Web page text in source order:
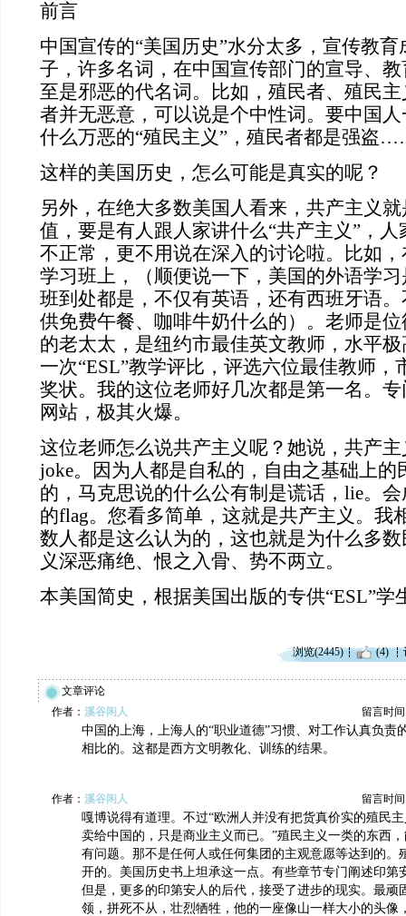
前言
中国宣传的“美国历史”水分太多，宣传教
子，许多名词，在中国宣传部门的宣导、
至是邪恶的代名词。比如，殖民者、殖民
者并无恶意，可以说是个中性词。要中国
什么万恶的“殖民主义”，殖民者都是强盗
这样的美国历史，怎么可能是真实的呢？
另外，在绝大多数美国人看来，共产主义
值，要是有人跟人家讲什么“共产主义”，
不正常，更不用说在深入的讨论啦。比如
学习班上，（顺便说一下，美国的外语学
班到处都是，不仅有英语，还有西班牙语
供免费午餐、咖啡牛奶什么的）。老师是
的老太太，是纽约市最佳英文教师，水平
一次“ESL”教学评比，评选六位最佳教师，
奖状。我的这位老师好几次都是第一名。
网站，极其火爆。
这位老师怎么说共产主义呢？她说，共产
joke。因为人都是自私的，自由之基础上的
的，马克思说的什么公有制是谎话，lie。
的flag。您看多简单，这就是共产主义。我
数人都是这么认为的，这也就是为什么多
义深恶痛绝、恨之入骨、势不两立。
本美国简史，根据美国出版的专供“ESL”学
浏览(2445) (4)
文章评论
作者： 溪谷闲人 留言时间
中国的上海，上海人的“职业道德”习惯、对工作认真负责
相比的。这都是西方文明教化、训练的结果。
作者： 溪谷闲人 留言时间
嘎博说得有道理。不过“欧洲人并没有把货真价实的殖民
卖给中国的，只是商业主义而已。”殖民主义一类的东西
有问题。那不是任何人或任何集团的主观意愿等达到的。
开的。美国历史书上坦承这一点。有些章节专门阐述印第
但是，更多的印第安人的后代，接受了进步的现实。最顽
领，拼死不从，壮烈牺牲，他的一座像山一样大小的头像